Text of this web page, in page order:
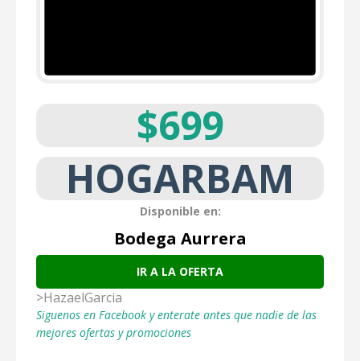
$699
HOGARBAM
Disponible en:
Bodega Aurrera
IR A LA OFERTA
>HazaelGarcia
Siguenos en Facebook y enterate antes que nadie de las
mejores ofertas y promociones